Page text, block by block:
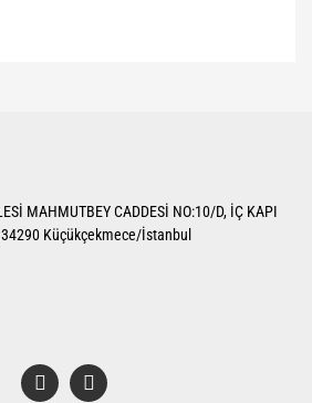
eksik bilgiler bulunuyor.
alternatifler olmalı.
MAHMUTBEY CADDESİ NO:10/D, İÇ KAPI
34290 Küçükçekmece/İstanbul